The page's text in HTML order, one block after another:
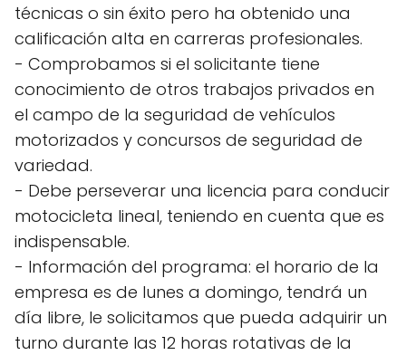
técnicas o sin éxito pero ha obtenido una
calificación alta en carreras profesionales.
- Comprobamos si el solicitante tiene
conocimiento de otros trabajos privados en
el campo de la seguridad de vehículos
motorizados y concursos de seguridad de
variedad.
- Debe perseverar una licencia para conducir
motocicleta lineal, teniendo en cuenta que es
indispensable.
- Información del programa: el horario de la
empresa es de lunes a domingo, tendrá un
día libre, le solicitamos que pueda adquirir un
turno durante las 12 horas rotativas de la